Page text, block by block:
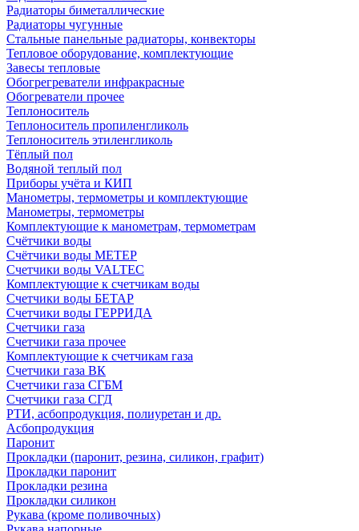
Радиаторы биметаллические
Радиаторы чугунные
Стальные панельные радиаторы, конвекторы
Тепловое оборудование, комплектующие
Завесы тепловые
Обогрегреватели инфракрасные
Обогреватели прочее
Теплоноситель
Теплоноситель пропиленгликоль
Теплоноситель этиленгликоль
Тёплый пол
Водяной теплый пол
Приборы учёта и КИП
Манометры, термометры и комплектующие
Манометры, термометры
Комплектующие к манометрам, термометрам
Счётчики воды
Счётчики воды МЕТЕР
Счетчики воды VALTEC
Комплектующие к счетчикам воды
Счетчики воды БЕТАР
Счетчики воды ГЕРРИДА
Счетчики газа
Счетчики газа прочее
Комплектующие к счетчикам газа
Счетчики газа ВК
Счетчики газа СГБМ
Счетчики газа СГД
РТИ, асбопродукция, полиуретан и др.
Асбопродукция
Паронит
Прокладки (паронит, резина, силикон, графит)
Прокладки паронит
Прокладки резина
Прокладки силикон
Рукава (кроме поливочных)